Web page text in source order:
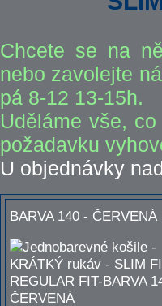
Chcete se na
nebo zavolejte
pá 8-12 13-15h.
Uděláme vše,
požadavku
U objednávky
BARVA 140 - ČERVENÁ